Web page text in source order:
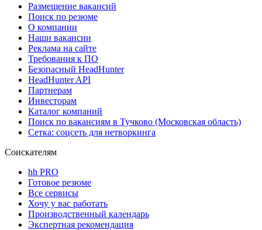
Размещение вакансий
Поиск по резюме
О компании
Наши вакансии
Реклама на сайте
Требования к ПО
Безопасный HeadHunter
HeadHunter API
Партнерам
Инвесторам
Каталог компаний
Поиск по вакансиям в Тучково (Московская область)
Сетка: соцсеть для нетворкинга
Соискателям
hh PRO
Готовое резюме
Все сервисы
Хочу у вас работать
Производственный календарь
Экспертная рекомендация